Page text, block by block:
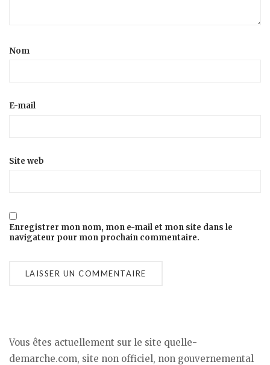
Nom
E-mail
Site web
Enregistrer mon nom, mon e-mail et mon site dans le
navigateur pour mon prochain commentaire.
Vous êtes actuellement sur le site quelle-
demarche.com, site non officiel, non gouvernemental